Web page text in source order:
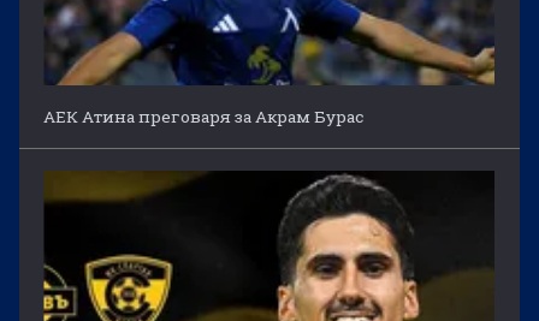
АЕК Атина преговаря за Акрам Бурас